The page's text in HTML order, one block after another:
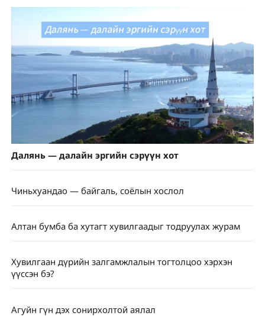
Далянь — далайн эргийн сэрүүн хот
Чиньхуандао — байгаль, соёлын хослол
Алтан бумба ба хутагт хувилгаадыг тодруулах журам
Хувилгаан дүрийн залгамжлалын тогтолцоо хэрхэн
үүссэн бэ?
Агуйн гүн дэх сонирхолтой аялал